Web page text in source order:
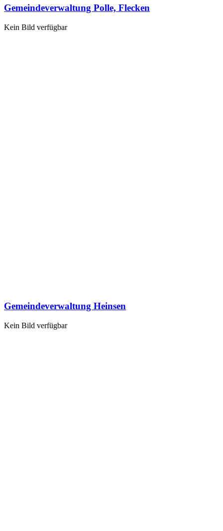
Gemeindeverwaltung Polle, Flecken
Kein Bild verfügbar
Gemeindeverwaltung Heinsen
Kein Bild verfügbar